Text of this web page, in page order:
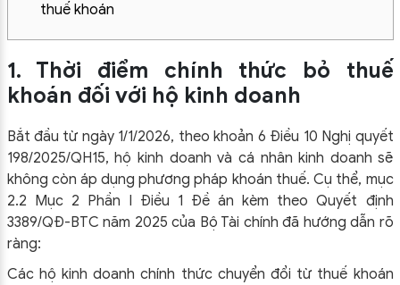
thuế khoán
1. Thời điểm chính thức bỏ thuế
khoán đối với hộ kinh doanh
Bắt đầu từ ngày 1/1/2026, theo khoản 6 Điều 10 Nghị quyết
198/2025/QH15, hộ kinh doanh và cá nhân kinh doanh sẽ
không còn áp dụng phương pháp khoán thuế. Cụ thể, mục
2.2 Mục 2 Phần I Điều 1 Đề án kèm theo Quyết định
3389/QĐ-BTC năm 2025 của Bộ Tài chính đã hướng dẫn rõ
ràng:
Các hộ kinh doanh chính thức chuyển đổi từ thuế khoán